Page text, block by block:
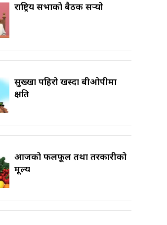
राष्ट्रिय सभाको बैठक सर्‍यो
सुख्खा पहिरो खस्दा बीओपीमा
क्षति
आजको फलफूल तथा तरकारीको
मूल्य